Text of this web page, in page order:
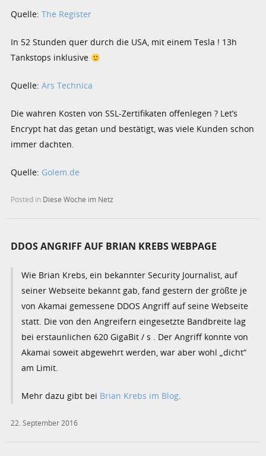
Quelle:The Register
In 52 Stunden quer durch die USA, mit einem Tesla ! 13h
Tankstops inklusive
Quelle:Ars Technica
Die wahren Kosten von SSL-Zertifikaten offenlegen ? Let’s
Encrypt hat das getan und bestätigt, was viele Kunden schon
immer dachten.
Quelle: Golem.de
Posted in Diese Woche im Netz
DDOS ANGRIFF AUF BRIAN KREBS WEBPAGE
Wie Brian Krebs, ein bekannter Security Journalist, auf
seiner Webseite bekannt gab, fand gestern der größte je
von Akamai gemessene DDOS Angriff auf seine Webseite
statt. Die von den Angreifern eingesetzte Bandbreite lag
bei erstaunlichen 620 GigaBit / s . Der Angriff konnte von
Akamai soweit abgewehrt werden, war aber wohl „dicht“
am Limit.
Mehr dazu gibt bei Brian Krebs im Blog.
22. September 2016